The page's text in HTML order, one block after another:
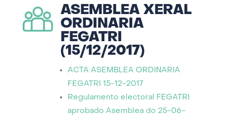
ASEMBLEA XERAL
ORDINARIA
FEGATRI
(15/12/2017)
ACTA ASEMBLEA ORDINARIA
FEGATRI 15-12-2017
Regulamento electoral FEGATRI
aprobado Asemblea do 25-06-